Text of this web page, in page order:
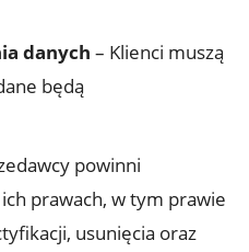
danych – Klienci muszą
będą
powinni
prawach, w tym prawie
usunięcia oraz